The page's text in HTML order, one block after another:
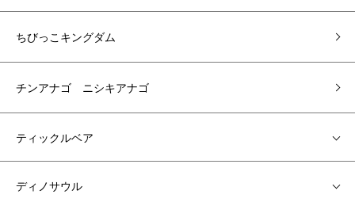
ちびっこキングダム
チンアナゴ ニシキアナゴ
ティックルベア
ディノサウル